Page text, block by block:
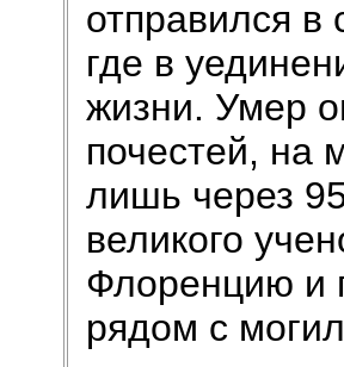
отправился
где в
жизни. Умер
почестей, на
лишь через
великого
Флоренцию и
рядом с